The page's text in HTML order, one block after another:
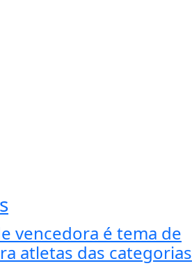
vencedora é tema de
atletas das categorias